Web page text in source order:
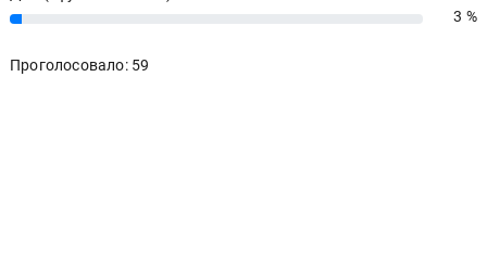
3% 3 %
Проголосовало: 59